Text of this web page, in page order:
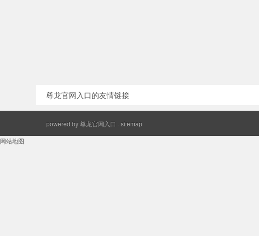
尊龙官网入口的友情链接
powered by尊龙官网入口 · sitemap
网站地图